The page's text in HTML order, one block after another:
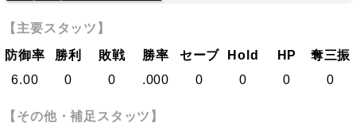
【主要スタッツ】
防御率
勝利 敗戦 勝率 セーブ Hold HP
奪三振
6.00
0 0 .000 0 0 0 0
【その他・補足スタッツ】